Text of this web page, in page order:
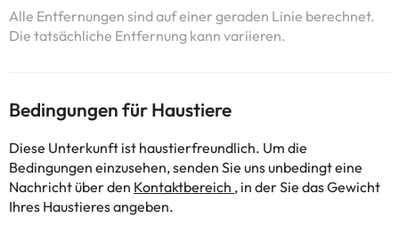
Alle Entfernungen sind auf einer geraden Linie berechnet.
Die tatsächliche Entfernung kann variieren.
Bedingungen für Haustiere
Diese Unterkunft ist haustierfreundlich. Um die
Bedingungen einzusehen, senden Sie uns unbedingt eine
Nachricht über den Kontaktbereich , in der Sie das Gewicht
Ihres Haustieres angeben.